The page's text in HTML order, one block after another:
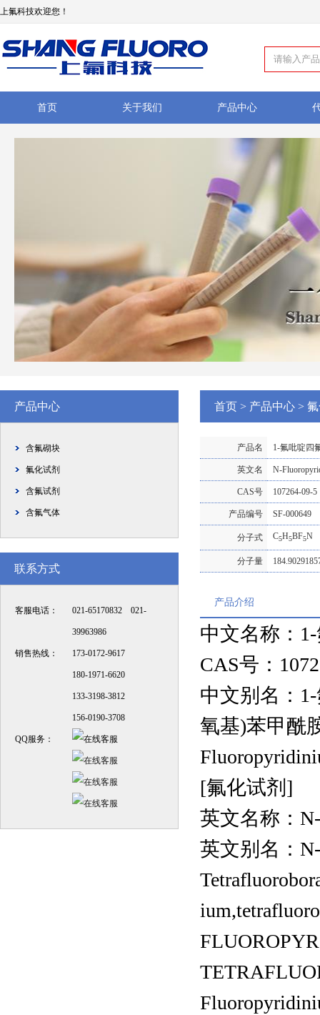
上氟科技欢迎您！
首页 关于我们 产品中心
如何订购
产品中心
含氟砌块
氟化试剂
含氟试剂
含氟气体
联系方式
客服电话： 021-65170832 021-
39963986
销售热线： 173-0172-9617
180-1971-6620
133-3198-3812
156-0190-3708
QQ服务：
首页 > 产品中心 >
产品名 1-氟吡啶四
英文名 N-
CAS号 107264-09-5
产品编号 SF-000649
分子式 C5H5BF5N
分子量
产品介绍
中文名称：
CAS号：
中文别名：
氧基)苯甲酰
[氟化试剂]
英文名称：
英文别名：